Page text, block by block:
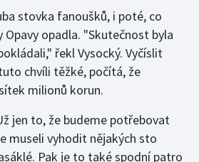
stovka fanoušků, i poté, co
Opavy opadla. "Skutečnost byla
řekl Vysocký. Vyčíslit
chvíli těžké, počítá, že
milionů korun.
jen to, že budeme potřebovat
museli vyhodit nějakých sto
Pak je to také spodní patro